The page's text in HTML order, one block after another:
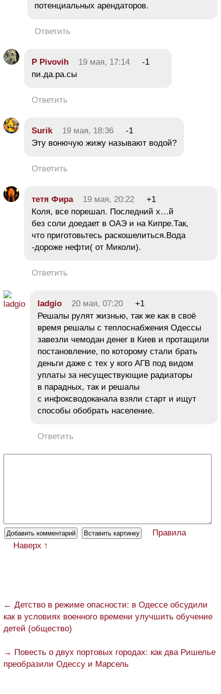
потенциальных арендаторов.
Ответить
P Pivovih 19 мая, 17:14
-1
пи.да.ра.сы
Ответить
Surik 19 мая, 18:36
-1
Эту вонючую жижу называют водой?
Ответить
тетя Фира 19 мая, 20:22
+1
Коля, все порешал. Последний х…й
без соли доедает в ОАЭ и на Кипре.Так,
что приготовьтесь раскошелиться.Вода
-дороже нефти( от Миколи).
Ответить
ladgio 20 мая, 07:20
+1
Решалы рулят жизнью, так же как в своё
время решалы с теплоснабжения Одессы
завезли чемодан денег в Киев и протащили
постановление, по которому стали брать
деньги даже с тех у кого АГВ под видом
уплаты за несуществующие радиаторы
в парадных, так и решалы
с инфоксводоканала взяли старт и ищут
способы обобрать население.
Ответить
Правила
Наверх ↑
← Детство в режиме опасности: в Одессе обсудили
как в условиях военного времени улучшить обучение
детей (общество)
→ Повесть о двух портовых городах: как два Ришелье
преобразили Одессу и Марсель